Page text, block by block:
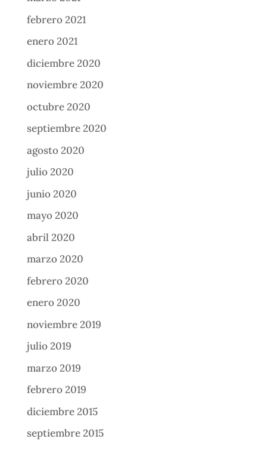
febrero 2021
enero 2021
diciembre 2020
noviembre 2020
octubre 2020
septiembre 2020
agosto 2020
julio 2020
junio 2020
mayo 2020
abril 2020
marzo 2020
febrero 2020
enero 2020
noviembre 2019
julio 2019
marzo 2019
febrero 2019
diciembre 2015
septiembre 2015